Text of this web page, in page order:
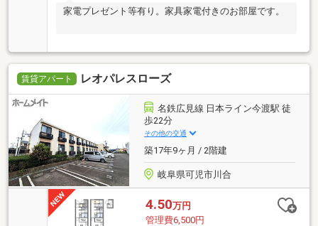
家電プレゼント等有り。家具家電付きのお部屋です。
賃貸アパート レオパレスローズ
名鉄広見線 日本ライン今渡駅 徒
歩22分
その他の交通
築17年9ヶ月 / 2階建
岐阜県可児市川合
4.50万円
管理費6,500円